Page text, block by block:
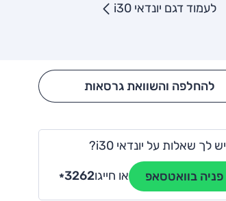
לעמוד דגם יונדאי i30
Hide config section
להחלפה והשוואת גרסאות
יש לך שאלות על יונדאי i30?
פניה בוואטסאפ או חייגו *3262